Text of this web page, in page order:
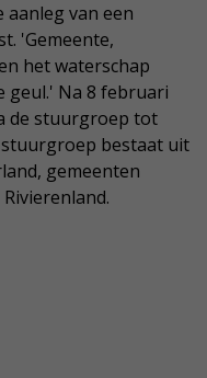
van een
'Gemeente,
het waterschap
geul.' Na 8 februari
de stuurgroep tot
bestaat uit
gemeenten